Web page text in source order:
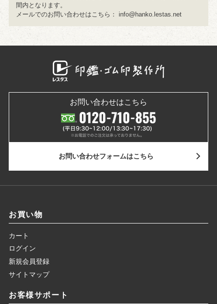
間内となります。
メールでのお問い合わせはこちら： info@hanko.lestas.net
お問い合わせはこちら
お問い合わせフォームはこちら
お買い物
カート
ログイン
新規会員登録
サイトマップ
お客様サポート